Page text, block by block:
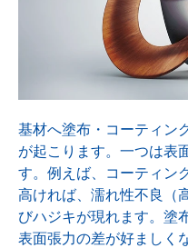
表面調整剤
基材へ塗布・コーティン
が起こります。一つは表
す。例えば、コーティン
高ければ、濡れ性不良（
びハジキが現れます。塗
表面張力の差が好ましく